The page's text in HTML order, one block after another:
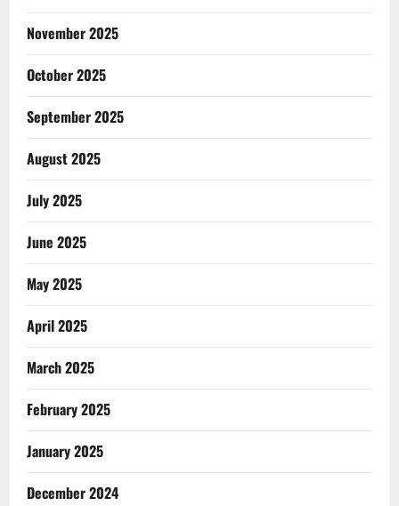
November 2025
October 2025
September 2025
August 2025
July 2025
June 2025
May 2025
April 2025
March 2025
February 2025
January 2025
December 2024